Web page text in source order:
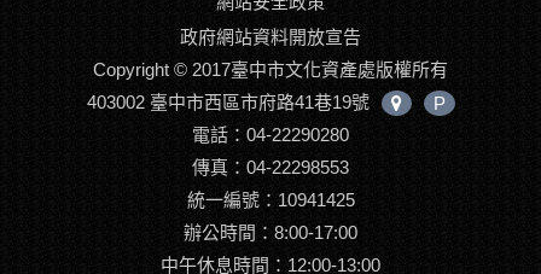
政府網站資料開放宣告
Copyright © 2017臺中市文化資產處版權所有
403002 臺中市西區市府路41巷19號
中
P
電話：04-22290280
傳真：04-22298553
統一編號：10941425
辦公時間：8:00-17:00
中午休息時間：12:00-13:00